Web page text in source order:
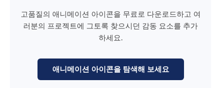
고품질의 애니메이션 아이콘을 무료로 다운로드하고 여
러분의 프로젝트에 그토록 찾으시던 감동 요소를 추가
하세요.
애니메이션 아이콘을 탐색해 보세요